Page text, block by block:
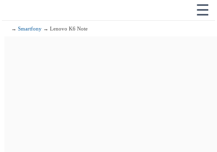
☰
→Smartfony → Lenovo K6 Note